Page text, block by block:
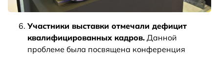
Участники выставки отмечали дефицит
квалифицированных кадров. Данной
проблеме была посвящена конференция